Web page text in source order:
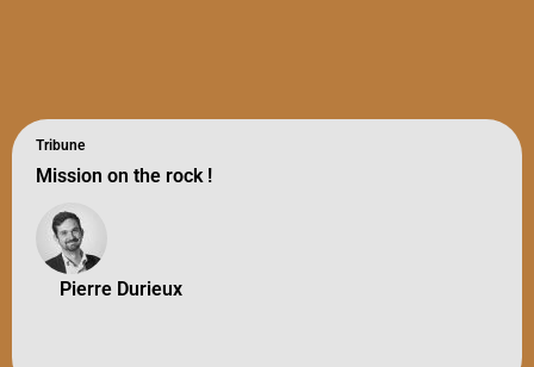
Tribune
Mission on the rock !
Pierre Durieux